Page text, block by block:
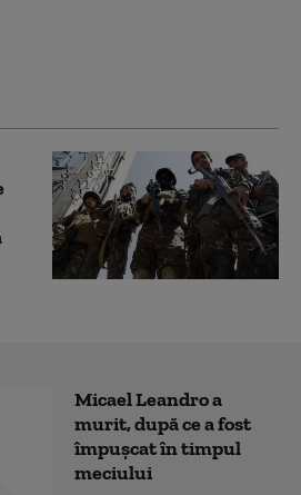
Micael Leandro a
murit, după ce a fost
împușcat în timpul
meciului